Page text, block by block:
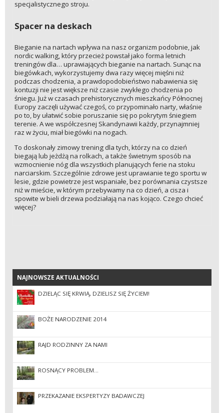
specjalistycznego stroju.
Spacer na deskach
Bieganie na nartach wpływa na nasz organizm podobnie, jak
nordic walking, który przecież powstał jako forma letnich
treningów dla… uprawiających bieganie na nartach. Sunąc na
biegówkach, wykorzystujemy dwa razy więcej mięśni niż
podczas chodzenia, a prawdopodobieństwo nabawienia się
kontuzji nie jest większe niż czasie zwykłego chodzenia po
śniegu. Już w czasach prehistorycznych mieszkańcy Północnej
Europy zaczęli używać czegoś, co przypominało narty, właśnie
po to, by ułatwić sobie poruszanie się po pokrytym śniegiem
terenie. A we współczesnej Skandynawii każdy, przynajmniej
raz w życiu, miał biegówki na nogach.
To doskonały zimowy trening dla tych, którzy na co dzień
biegają lub jeżdżą na rolkach, a także świetnym sposób na
wzmocnienie nóg dla wszystkich planujących ferie na stoku
narciarskim. Szczególnie zdrowe jest uprawianie tego sportu w
lesie, gdzie powietrze jest wspaniałe, bez porównania czystsze
niż w mieście, w którym przebywamy na co dzień, a cisza i
spowite w bieli drzewa podziałają na nas kojąco. Czego chcieć
więcej?
NAJNOWSZE AKTUALNOŚCI
NAJNOWSZE AKTUALNOŚCI
DZIELĄC SIĘ KRWIĄ, DZIELISZ SIĘ ŻYCIEM!
BOŻE NARODZENIE 2014
RAJD RODZINNY ZA NAMI
ROSNĄCY PROBLEM...
PRZEKAZANIE EKSPERTYZY BADAWCZEJ